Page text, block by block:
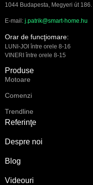
1044 Budapesta, Megyeri út 186.
E-mail: j.patrik@smart-home.hu
Orar de funcţiomare:
LUNI-JOI între orele 8-16
VINERI între orele 8-15
Produse
Motoare
Comenzi
Trendline
Referinţe
Despre noi
Blog
Videouri